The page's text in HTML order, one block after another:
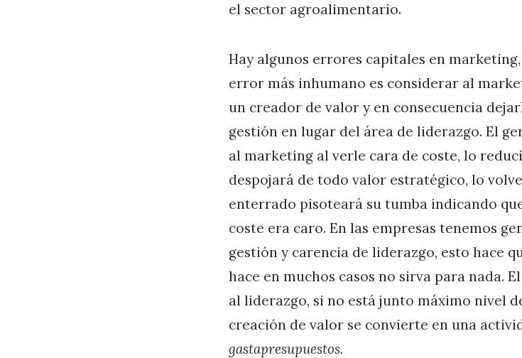
el sector agroalimentario.
Hay algunos errores capitales en
error más inhumano es considerar al
un creador de valor y en consecuencia
gestión en lugar del área de liderazgo. El
al marketing al verle cara de coste, lo
despojará de todo valor estratégico, lo
enterrado pisoteará su tumba indicando
coste era caro. En las empresas tenemos
gestión y carencia de liderazgo, esto hace
hace en muchos casos no sirva para nada.
al liderazgo, si no está junto máximo nivel
creación de valor se convierte en una
gastapresupuestos.